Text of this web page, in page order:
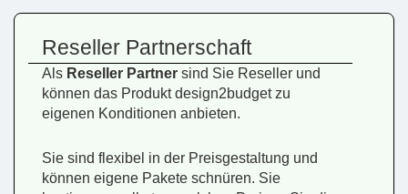
Reseller Partnerschaft
Als Reseller Partner sind Sie Reseller und
können das Produkt design2budget zu
eigenen Konditionen anbieten.
Sie sind flexibel in der Preisgestaltung und
können eigene Pakete schnüren. Sie